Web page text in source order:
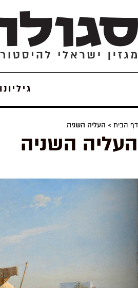
to
content
דף הבית > העליה השניה
העליה השניה